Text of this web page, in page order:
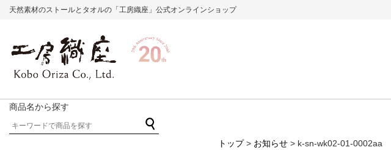
天然素材のストールとタオルの「工房織座」公式オンラインショップ
トップ> お知らせ > k-sn-wk02-01-0002aa
商品名から探す